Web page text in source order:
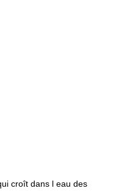
croît dans l eau des